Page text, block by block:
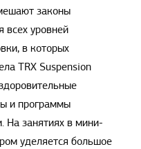
законы
всех уровней
в которых
TRX Suspension
и программы
На занятиях в мини-
уделяется большое